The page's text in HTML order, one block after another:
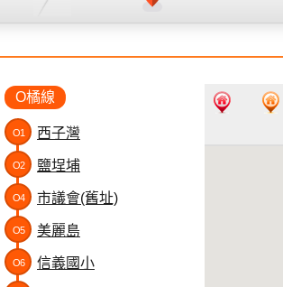
O橘線
O1 西子灣
O2 鹽埕埔
O4 市議會(舊址)
O5 美麗島
O6 信義國小